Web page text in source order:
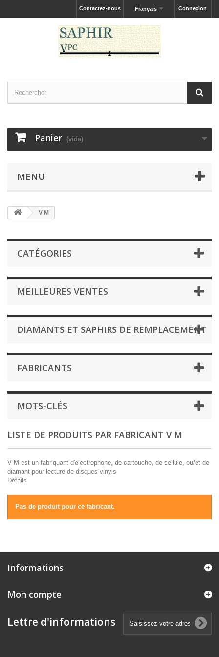
Connexion
Français
Contactez-nous
Panier (vide)
MENU
V M
CATÉGORIES
MEILLEURES VENTES
DIAMANTS ET SAPHIRS DE REMPLACEMENT
FABRICANTS
MOTS-CLÉS
LISTE DE PRODUITS PAR FABRICANT V M
V M est un fabriquant d'electrophone, de cartouche, de cellule, ou/et de
diamant pour lecture de disques vinyls
Détails
Pas de produit pour ce fabricant.
Informations
Mon compte
Lettre d'informations